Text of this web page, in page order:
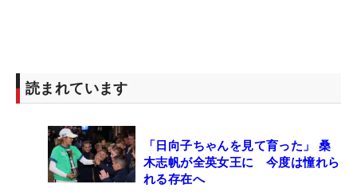
読まれています
「日向子ちゃんを見て育った」 桑
木志帆が全英女王に 今度は憧れら
れる存在へ